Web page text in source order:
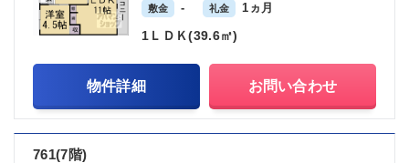
敷金 - 礼金 1ヵ月
1ＬＤＫ(39.6㎡)
物件詳細 お問い合わせ
761(7階)